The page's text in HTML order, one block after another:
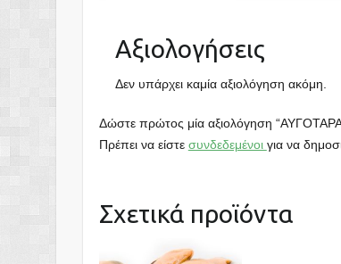
Αξιολογήσεις
Δεν υπάρχει καμία αξιολόγηση ακόμη.
Δώστε πρώτος μία αξιολόγηση
Πρέπει να είστε συνδεδεμένοι για να
Σχετικά προϊόντα